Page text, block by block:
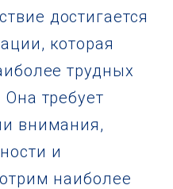
достигается
которая
трудных
требует
внимания,
и
наиболее